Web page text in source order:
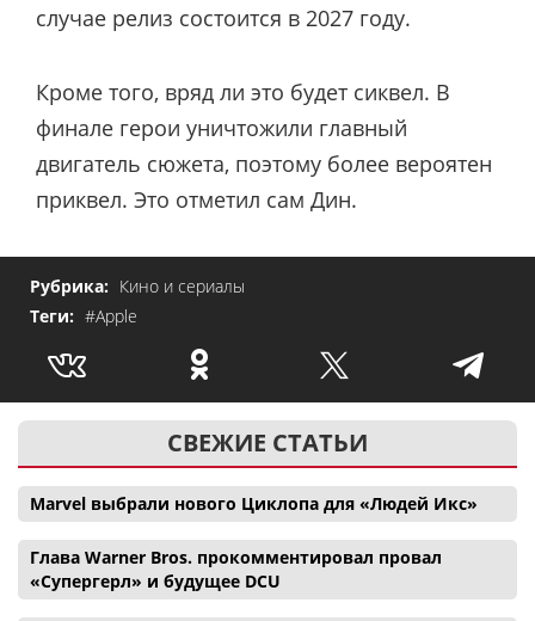
случае релиз состоится в 2027 году.
Кроме того, вряд ли это будет сиквел. В
финале герои уничтожили главный
двигатель сюжета, поэтому более вероятен
приквел. Это отметил сам Дин.
Рубрика: Кино и сериалы
Теги: #Apple
СВЕЖИЕ СТАТЬИ
Marvel выбрали нового Циклопа для «Людей Икс»
Глава Warner Bros. прокомментировал провал
«Супергерл» и будущее DCU